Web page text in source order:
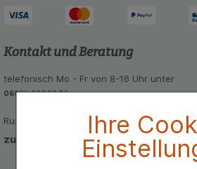
Ihre
Kontakt und Beratung
telefonisch Mo - Fr von 8-16 Uhr unter
06851-939 56 56
Rund um die Uhr per E-Mail
zum Kontaktformular